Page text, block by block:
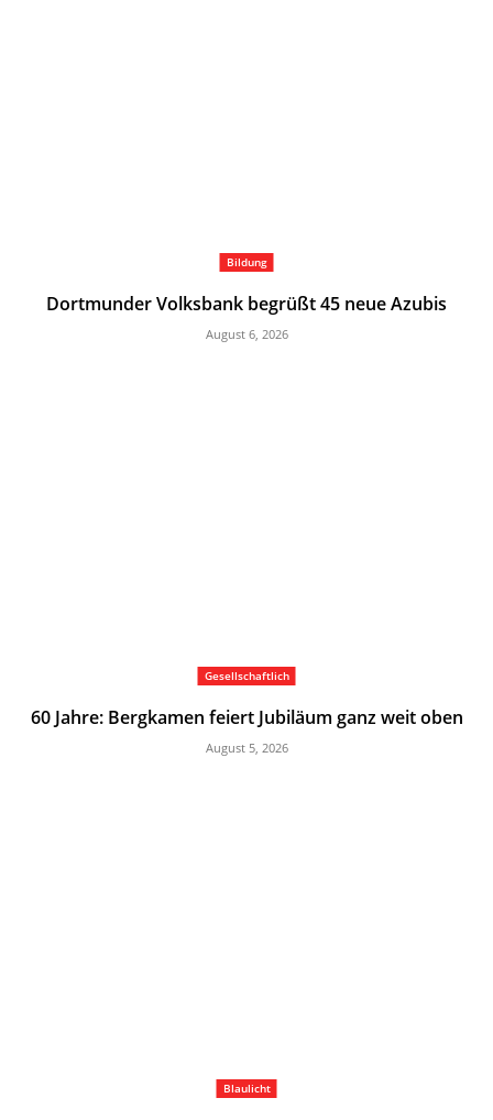
Bildung
Dortmunder Volksbank begrüßt 45 neue Azubis
August 6, 2026
Gesellschaftlich
60 Jahre: Bergkamen feiert Jubiläum ganz weit oben
August 5, 2026
Blaulicht